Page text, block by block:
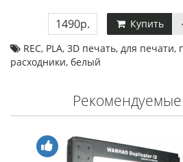
1490р.
Купить
REC, PLA, 3D печать, для печати,
расходники, белый